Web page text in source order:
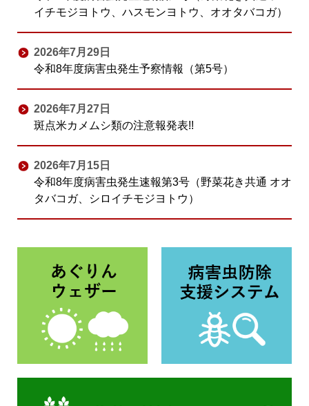
イチモジヨトウ、ハスモンヨトウ、オオタバコガ）
2026年7月29日
令和8年度病害虫発生予察情報（第5号）
2026年7月27日
斑点米カメムシ類の注意報発表!!
2026年7月15日
令和8年度病害虫発生速報第3号（野菜花き共通 オオ
タバコガ、シロイチモジヨトウ）